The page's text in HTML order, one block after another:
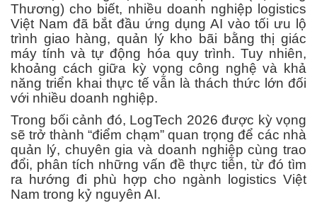
Thương) cho biết, nhiều doanh nghiệp logistics
Việt Nam đã bắt đầu ứng dụng AI vào tối ưu lộ
trình giao hàng, quản lý kho bãi bằng thị giác
máy tính và tự động hóa quy trình. Tuy nhiên,
khoảng cách giữa kỳ vọng công nghệ và khả
năng triển khai thực tế vẫn là thách thức lớn đối
với nhiều doanh nghiệp.
Trong bối cảnh đó, LogTech 2026 được kỳ vọng
sẽ trở thành “điểm chạm” quan trọng để các nhà
quản lý, chuyên gia và doanh nghiệp cùng trao
đổi, phân tích những vấn đề thực tiễn, từ đó tìm
ra hướng đi phù hợp cho ngành logistics Việt
Nam trong kỷ nguyên AI.